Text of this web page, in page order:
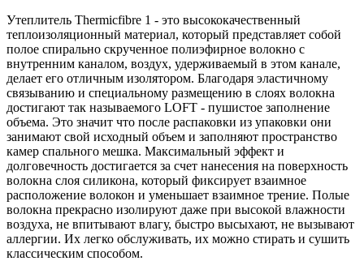
Утеплитель Thermicfibre 1 - это высококачественный
теплоизоляционный материал, который представляет собой
полое спирально скрученное полиэфирное волокно с
внутренним каналом, воздух, удерживаемый в этом канале,
делает его отличным изолятором. Благодаря эластичному
связыванию и специальному размещению в слоях волокна
достигают так называемого LOFT - пушистое заполнение
объема. Это значит что после распаковки из упаковки они
занимают свой исходный объем и заполняют пространство
камер спального мешка. Максимальный эффект и
долговечность достигается за счет нанесения на поверхность
волокна слоя силикона, который фиксирует взаимное
расположение волокон и уменьшает взаимное трение. Полые
волокна прекрасно изолируют даже при высокой влажности
воздуха, не впитывают влагу, быстро высыхают, не вызывают
аллергии. Их легко обслуживать, их можно стирать и сушить
классическим способом.